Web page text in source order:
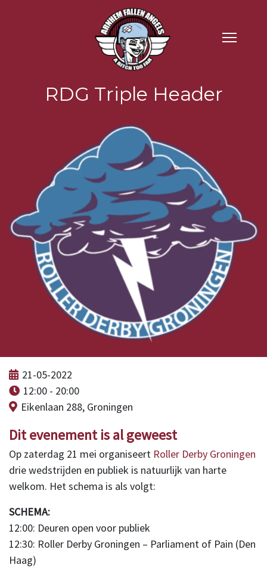
RDG Triple Header
21-05-2022
12:00 - 20:00
Eikenlaan 288, Groningen
Dit evenement is al geweest
Op zaterdag 21 mei organiseert Roller Derby Groningen
drie wedstrijden en publiek is natuurlijk van harte
welkom. Het schema is als volgt:
SCHEMA:
12:00: Deuren open voor publiek
12:30: Roller Derby Groningen – Parliament of Pain (Den
Haag)